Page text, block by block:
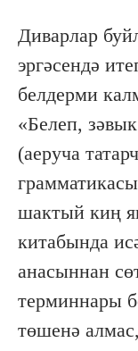
Диварлар
эргәсендә
белдерми
«Белеп,
(аеруча
шактый киң
китабында
анасыннан
терминнары
төшенә